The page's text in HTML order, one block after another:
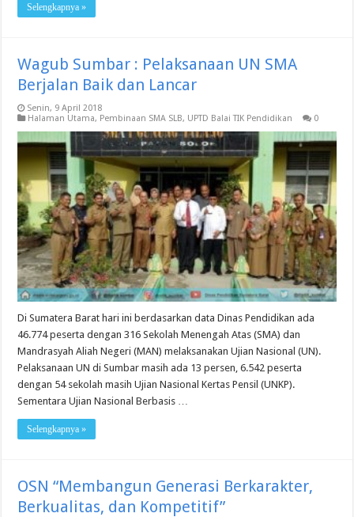
Selengkapnya »
Wagub Sumbar : Pelaksanaan UN SMA
Berjalan Baik dan Lancar
Senin, 9 April 2018
Halaman Utama, Pembinaan SMA SLB, UPTD Balai TIK Pendidikan 0
Di Sumatera Barat hari ini berdasarkan data Dinas Pendidikan ada
46.774 peserta dengan 316 Sekolah Menengah Atas (SMA) dan
Mandrasyah Aliah Negeri (MAN) melaksanakan Ujian Nasional (UN).
Pelaksanaan UN di Sumbar masih ada 13 persen, 6.542 peserta
dengan 54 sekolah masih Ujian Nasional Kertas Pensil (UNKP).
Sementara Ujian Nasional Berbasis …
Selengkapnya »
OSN “Membangun Generasi Berkarakter,
Berkualitas, dan Kompetitif”